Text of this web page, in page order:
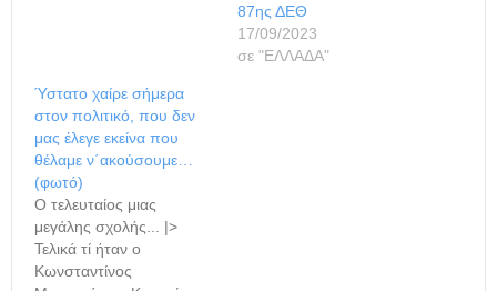
87ης ΔΕΘ
17/09/2023
σε "ΕΛΛΑΔΑ"
Ύστατο χαίρε σήμερα
στον πολιτικό, που δεν
μας έλεγε εκείνα που
θέλαμε ν΄ακούσουμε…
(φωτό)
Ο τελευταίος μιας
μεγάλης σχολής... |>
Τελικά τί ήταν ο
Κωνσταντίνος